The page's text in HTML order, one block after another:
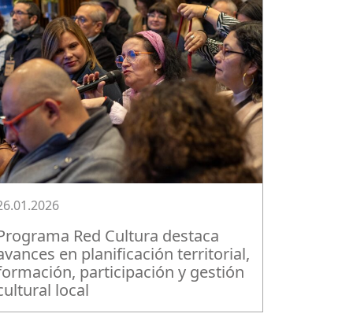
Red Cultura destaca
en planificación territorial,
participación y gestión
local